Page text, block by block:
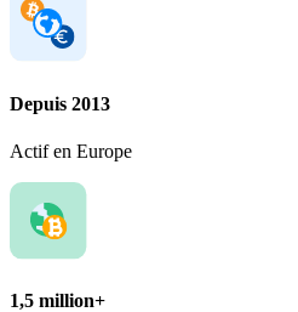
Depuis 2013
Actif en Europe
1,5 million+